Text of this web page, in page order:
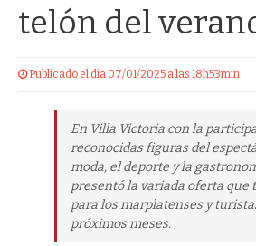
telón del
Publicado el dia 07/01/2025 a las 18h53min
En Villa Victoria con la
reconocidas figuras del
moda, el deporte y la
presentó la variada oferta que
para los marplatenses y
próximos meses.